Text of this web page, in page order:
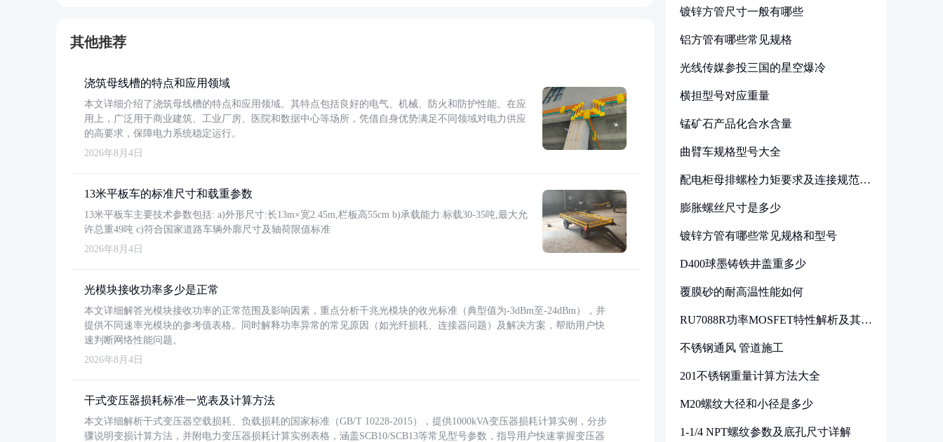
其他推荐
浇筑母线槽的特点和应用领域
本文详细介绍了浇筑母线槽的特点和应用领域。其特点包括良好的电气、机械、防火和防护性能。在应
用上，广泛用于商业建筑、工业厂房、医院和数据中心等场所，凭借自身优势满足不同领域对电力供应
的高要求，保障电力系统稳定运行。
2026年8月4日
13米平板车的标准尺寸和载重参数
13米平板车主要技术参数包括: a)外形尺寸:长13m×宽2.45m,栏板高55cm b)承载能力:标载30-35吨,最大允
许总重49吨 c)符合国家道路车辆外廓尺寸及轴荷限值标准
2026年8月4日
光模块接收功率多少是正常
本文详细解答光模块接收功率的正常范围及影响因素，重点分析千兆光模块的收光标准（典型值为-3dBm至-24dBm），并
提供不同速率光模块的参考值表格。同时解释功率异常的常见原因（如光纤损耗、连接器问题）及解决方案，帮助用户快
速判断网络性能问题。
2026年8月4日
干式变压器损耗标准一览表及计算方法
本文详细解析干式变压器空载损耗、负载损耗的国家标准（GB/T 10228-2015），提供1000kVA变压器损耗计算实例，分步
骤说明变损计算方法，并附电力变压器损耗计算实例表格，涵盖SCB10/SCB13等常见型号参数，指导用户快速掌握变压器
镀锌方管尺寸一般有哪些
铝方管有哪些常见规格
光线传媒参投三国的星空爆冷
横担型号对应重量
锰矿石产品化合水含量
曲臂车规格型号大全
配电柜母排螺栓力矩要求及连接规范详
膨胀螺丝尺寸是多少
镀锌方管有哪些常见规格和型号
D400球墨铸铁井盖重多少
覆膜砂的耐高温性能如何
RU7088R功率MOSFET特性解析及其在
不锈钢通风 管道施工
201不锈钢重量计算方法大全
M20螺纹大径和小径是多少
1-1/4 NPT螺纹参数及底孔尺寸详解